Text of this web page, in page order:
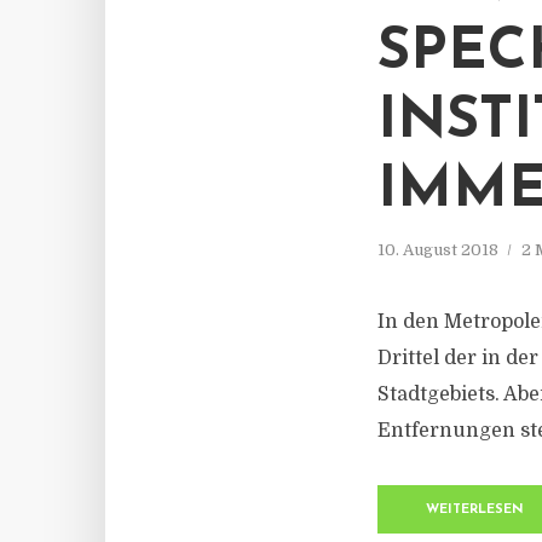
10. August 2018 2
In den
Drittel der in der
Stadtgebiets.
Entfernungen
WEITERLESEN